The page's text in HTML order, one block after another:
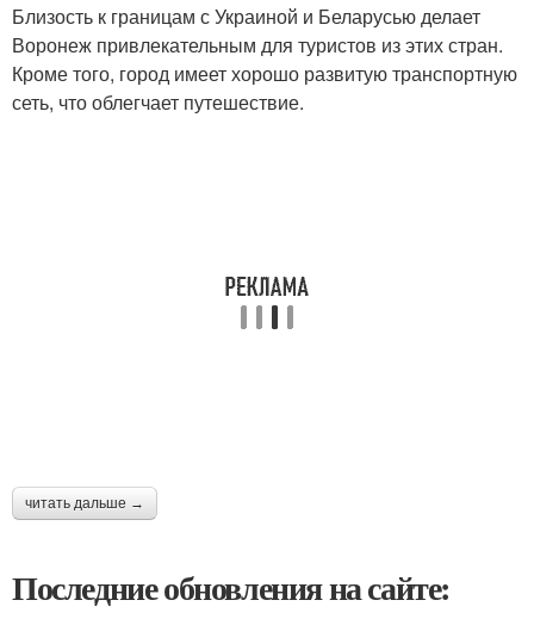
Близость к границам с Украиной и Беларусью делает
Воронеж привлекательным для туристов из этих стран.
Кроме того, город имеет хорошо развитую транспортную
сеть, что облегчает путешествие.
читать дальше →
Последние обновления на сайте: